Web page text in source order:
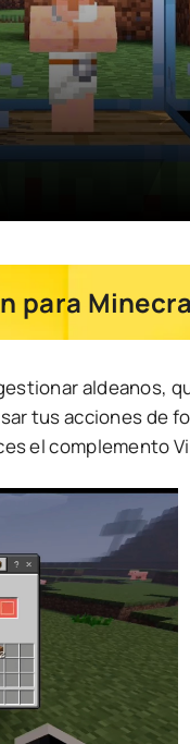
para
aldeanos,
tus acciones de
el complemento